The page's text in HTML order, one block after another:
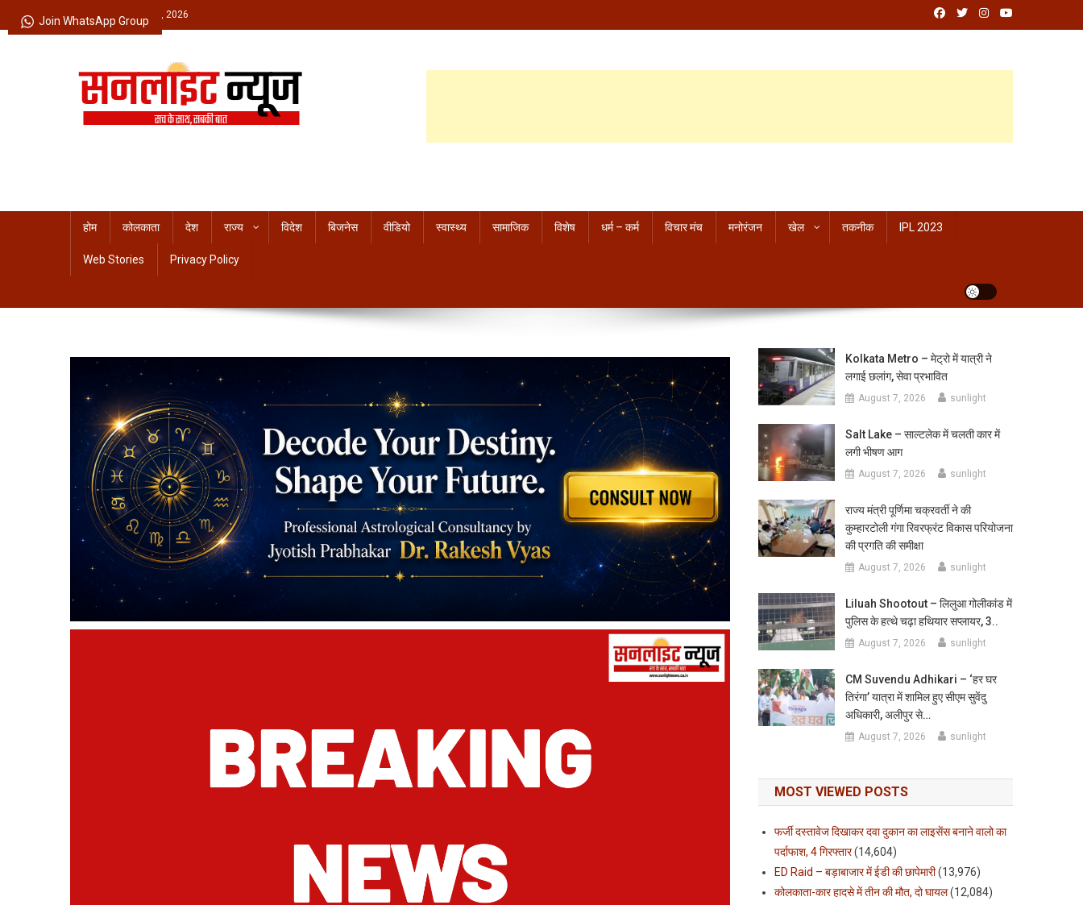
to
Friday, August 07, 2026
होम कोलकाता देश राज्य विदेश बिजनेस वीडियो स्वास्थ्य सामाजिक विशेष धर्म – कर्म विचार मंच मनोरंजन खेल तकनीक IPL 2023
Web Stories Privacy Policy
Kolkata Metro – मेट्रो में यात्री ने
लगाई छलांग, सेवा प्रभावित
August 7, 2026 sunlight
Salt Lake – साल्टलेक में चलती कार में
लगी भीषण आग
August 7, 2026 sunlight
राज्य मंत्री पूर्णिमा चक्रवर्ती ने की
कुम्हारटोली गंगा रिवरफ्रंट विकास परियोजना
की प्रगति की समीक्षा
August 7, 2026 sunlight
Liluah Shootout – लिलुआ गोलीकांड में
पुलिस के हत्थे चढ़ा हथियार सप्लायर, 3..
August 7, 2026 sunlight
CM Suvendu Adhikari – ‘हर घर
तिरंगा’ यात्रा में शामिल हुए सीएम सुवेंदु
अधिकारी, अलीपुर से…
August 7, 2026 sunlight
MOST VIEWED POSTS
फर्जी दस्तावेज दिखाकर दवा दुकान का लाइसेंस बनाने वालो का
पर्दाफाश, 4 गिरफ्तार(14,604)
ED Raid – बड़ाबाजार में ईडी की छापेमारी(13,976)
कोलकाता-कार हादसे में तीन की मौत, दो घायल(12,084)
Join WhatsApp Group